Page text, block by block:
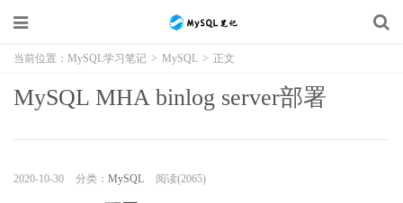
当前位置： MySQL学习笔记 > MySQL > 正文
MySQL MHA binlog server部署
2020-10-30 分类： MySQL 阅读(2065)